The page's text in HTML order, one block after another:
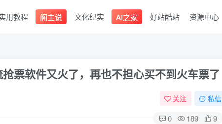
用教程 阁主说 文化纪实 AI之家 好站酷站 资源中心
票软件又火了，再也不担心买不到火车票了
关注 私信
0 189 9